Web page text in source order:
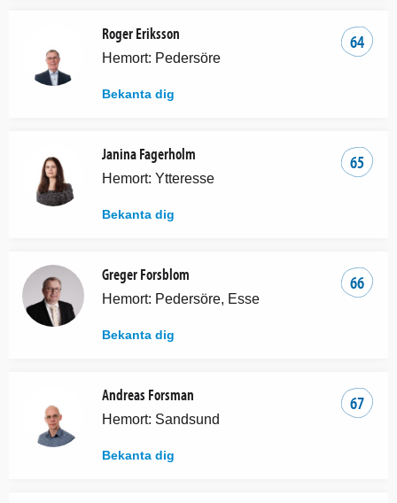
64
Roger Eriksson
Hemort: Pedersöre
Bekanta dig
65
Janina Fagerholm
Hemort: Ytteresse
Bekanta dig
66
Greger Forsblom
Hemort: Pedersöre, Esse
Bekanta dig
67
Andreas Forsman
Hemort: Sandsund
Bekanta dig